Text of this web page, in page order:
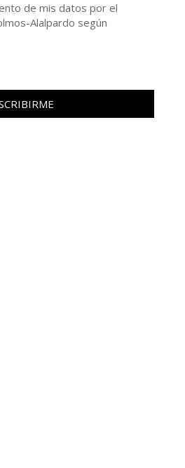
de mis datos por el
Alalpardo según